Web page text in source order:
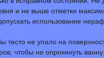
и не выше отметки
использование
тесто не упало на
чтобы не опрокинуть ванну.